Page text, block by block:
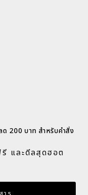
ด 200 บาท สำหรับคำสั่ง
และดีลสุดฮอต